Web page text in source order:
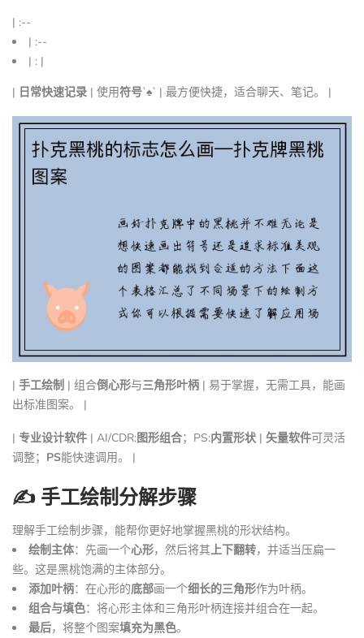
| :--
| :--
| : |
| 日常快速记录 | 使用符号`♠` | 最方便快捷，适合聊天、笔记。 |
| 手工绘制 | 组合倒心形与三角形叶柄 | 易于掌握，无需工具，能画
出标准图案。 |
| 专业设计软件 | AI/CDR:图形组合；PS:内置形状 | 矢量软件可灵活
调整； PS能快速调用。 |
✍️ 手工绘制分解步骤
理解手工绘制步骤，能帮你更好地掌握黑桃的形状结构。
绘制主体：先画一个心形，然后将其上下翻转，并适当压扁一
些。这是黑桃饱满的主体部分。
添加叶柄：在心形的底部画一个细长的三角形作为叶柄。
组合与填色：将心形主体和三角形叶柄连接并组合在一起。
最后，将整个图案填充为黑色。